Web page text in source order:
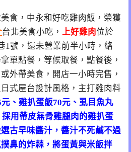
食，中永和好吃雞肉飯，榮獲
台北美食小吃， 上好雞肉位於
1號，還未營業前半小時，絡
單點餐，等候取餐，點餐後，
外帶美食，開店一小時完售，
式屋台設計風格，主打雞肉料
、雞扒蛋飯70元、虱目魚丸
用帶皮無骨雞腿肉的雞扒蛋
古早味醬汁，醬汁不死鹹不過
鼻的炸蒜，將蛋黃與米飯拌